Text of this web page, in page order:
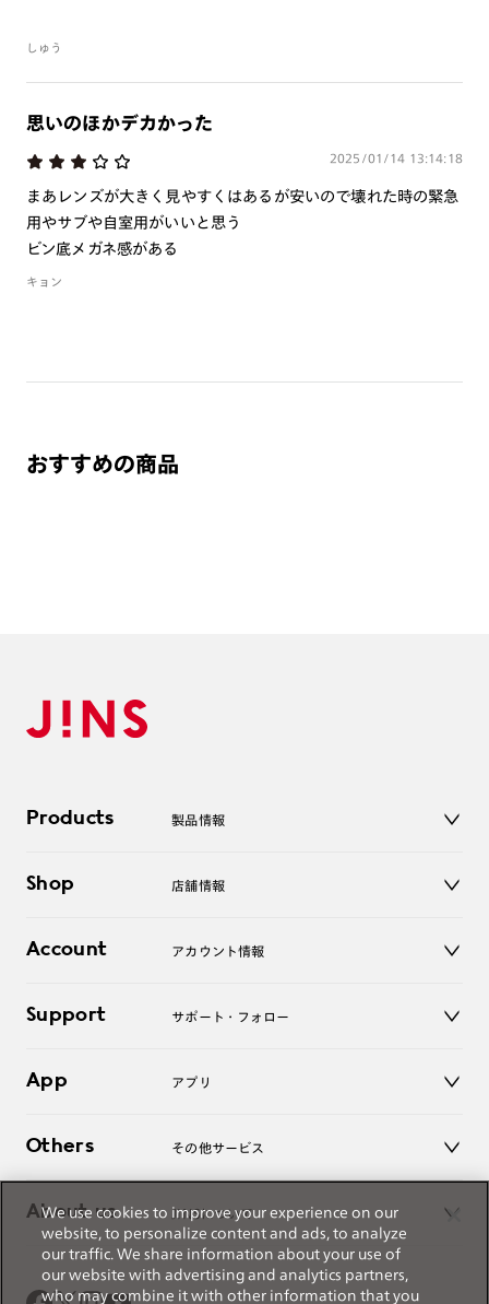
3. 「度数がわからない方・店舗でレンズ作成」を選択
※オプションレンズと組み合わせた遠近両用（累進）レンズはオンラインシ
※フレームの天地幅は30mm以上推奨です。その他注意事項はレンズガイド
※JINS極上遠近レンズは追加料金22,000円（税込み）を頂戴いたします。
※単焦点レンズでレンズ交換券を選択の場合、店舗で遠近両用代5,500円
（税込み）を頂戴いたします。
しゅう
思いのほかデカかった
2025/01/14 13:14:18
まあレンズが大きく見やすくはあるが安いので壊れた時の緊急
用やサブや自室用がいいと思う
ビン底メガネ感がある
キョン
おすすめの商品
Products 製品情報
サングラス
コンタクトレンズ
アクセサリー
Shop 店舗情報
オンラインショップ
Account アカウント情報
ログアウト
Support サポート・フォロー
よくあるご質問
お問い合わせ
App アプリ
Others その他サービス
レンズ交換
オンラインギフト
価格案内
About us JINSについて
Magnify Life
会社概要
We use cookies to improve your experience on our
website, to personalize content and ads, to analyze
our traffic. We share information about your use of
our website with advertising and analytics partners,
who may combine it with other information that you